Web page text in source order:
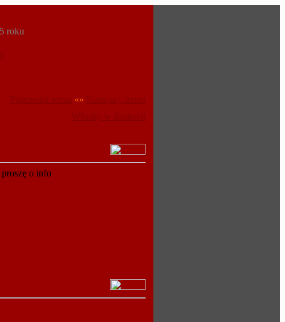
roku
Poprzedni temat «» Następny temat
Whisky w Brukseli
o info